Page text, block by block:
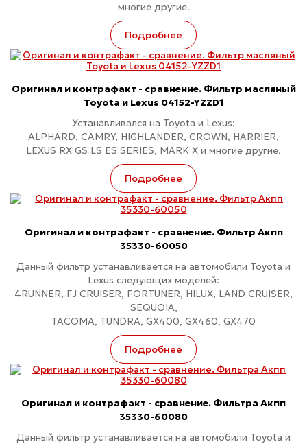
многие другие.
Подробнее
Оригинал и контрафакт - сравнение. Фильтр масляный
Toyota и Lexus 04152-YZZD1
Устанавливался на Toyota и Lexus:
ALPHARD, CAMRY, HIGHLANDER, CROWN, HARRIER,
LEXUS RX GS LS ES SERIES, MARK X и многие другие.
Подробнее
Оригинал и контрафакт - сравнение. Фильтр Акпп
35330-60050
Данный фильтр устанавливается на автомобили Toyota и
Lexus следующих моделей:
4RUNNER, FJ CRUISER, FORTUNER, HILUX, LAND CRUISER,
SEQUOIA,
TACOMA, TUNDRA, GX400, GX460, GX470
Подробнее
Оригинал и контрафакт - сравнение. Фильтра Акпп
35330-60080
Данный фильтр устанавливается на автомобили Toyota и